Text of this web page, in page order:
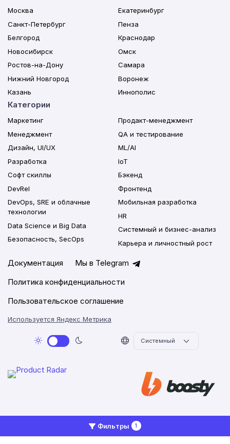
Фильтры 1
Москва
Санкт-Петербург
Белгород
Новосибирск
Ростов-на-Дону
Нижний Новгород
Казань
Екатеринбург
Пенза
Краснодар
Омск
Самара
Воронеж
Иннополис
Категории
Маркетинг
Менеджмент
Дизайн, UI/UX
Разработка
Софт скиллы
DevRel
DevOps, SRE и облачные
технологии
Data Science и Big Data
Безопасность, SecOps
Продакт-менеджмент
QA и тестирование
ML/AI
IoT
Бэкенд
Фронтенд
Мобильная разработка
HR
Системный и бизнес-анализ
Карьера и личностный рост
Документация
Мы в Telegram
Политика конфиденциальности
Пользовательское соглашение
Используется Яндекс Метрика
2026 © Networkly.app